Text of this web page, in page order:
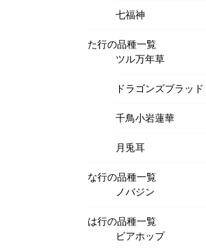
七福神
た行の品種一覧
ツル万年草
ドラゴンズブラッド
千鳥小岩蓮華
月兎耳
な行の品種一覧
ノバジン
は行の品種一覧
ビアホップ